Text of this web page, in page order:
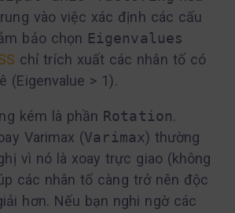
vào việc xác định các cấu
bảo chọn Eigenvalues
chỉ trích xuất các nhân tố có
(Eigenvalue > 1).
kém là phần Rotation.
Varimax (Varimax) thường
vì nó là xoay trực giao (không
các nhân tố càng trở nên độc
hơn. Nếu bạn nghi ngờ các